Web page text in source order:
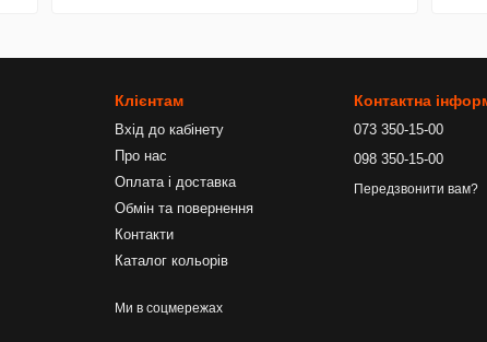
Клієнтам
Вхід до кабінету
Про нас
Оплата і доставка
Обмін та повернення
Контакти
Каталог кольорів
Ми в соцмережах
Контактна
073 350-15-00
098 350-15-00
Передзвонити вам?